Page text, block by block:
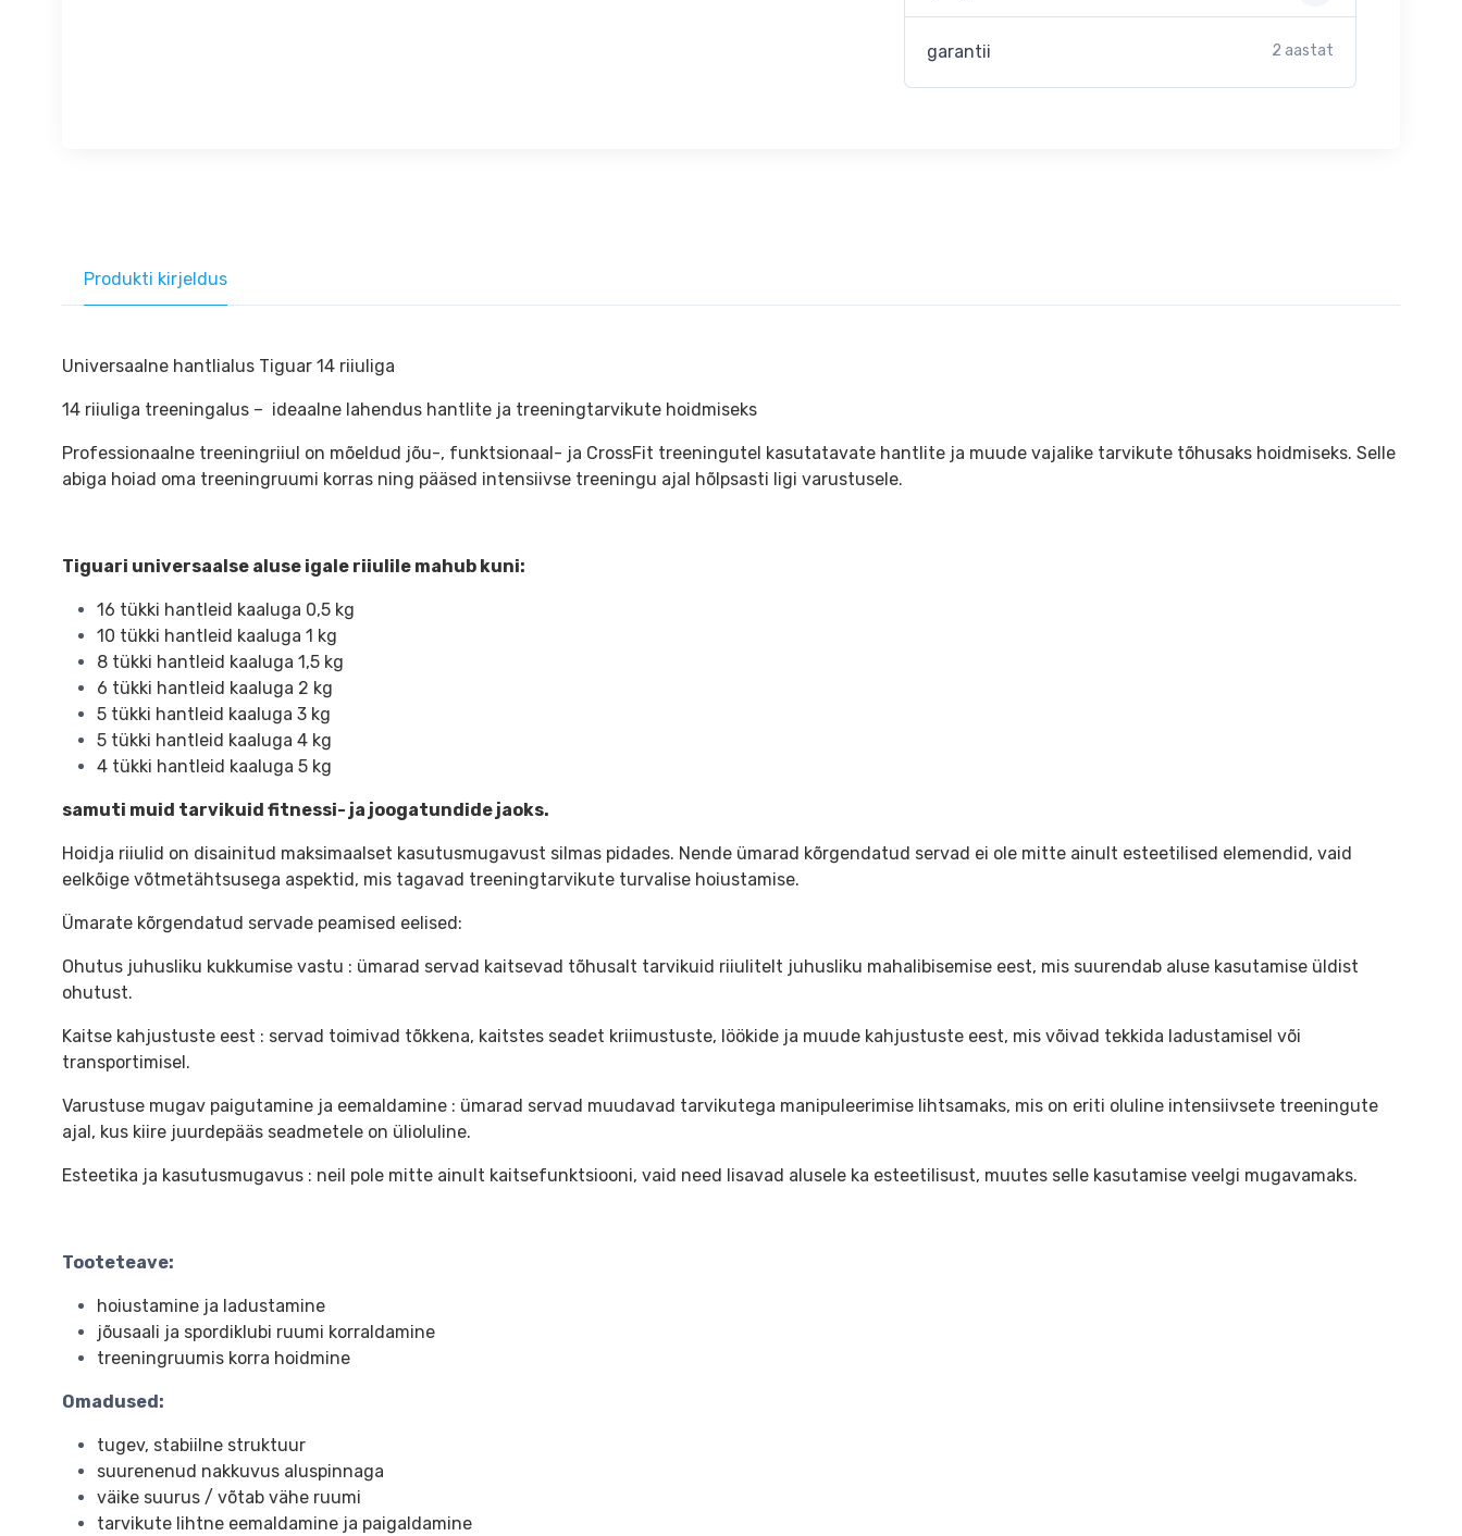
garantii 2 aastat
Produkti kirjeldus
Universaalne hantlialus Tiguar 14 riiuliga
14 riiuliga treeningalus – ideaalne lahendus hantlite ja treeningtarvikute hoidmiseks
Professionaalne treeningriiul on mõeldud jõu-, funktsionaal- ja CrossFit treeningutel kasutatavate hantlite ja muude vajalike tarvikute tõhusaks hoidmiseks. Selle
abiga hoiad oma treeningruumi korras ning pääsed intensiivse treeningu ajal hõlpsasti ligi varustusele.
Tiguari universaalse aluse igale riiulile mahub kuni:
16 tükki hantleid kaaluga 0,5 kg
10 tükki hantleid kaaluga 1 kg
8 tükki hantleid kaaluga 1,5 kg
6 tükki hantleid kaaluga 2 kg
5 tükki hantleid kaaluga 3 kg
5 tükki hantleid kaaluga 4 kg
4 tükki hantleid kaaluga 5 kg
samuti muid tarvikuid fitnessi- ja joogatundide jaoks.
Hoidja riiulid on disainitud maksimaalset kasutusmugavust silmas pidades. Nende ümarad kõrgendatud servad ei ole mitte ainult esteetilised elemendid, vaid
eelkõige võtmetähtsusega aspektid, mis tagavad treeningtarvikute turvalise hoiustamise.
Ümarate kõrgendatud servade peamised eelised:
Ohutus juhusliku kukkumise vastu : ümarad servad kaitsevad tõhusalt tarvikuid riiulitelt juhusliku mahalibisemise eest, mis suurendab aluse kasutamise üldist
ohutust.
Kaitse kahjustuste eest : servad toimivad tõkkena, kaitstes seadet kriimustuste, löökide ja muude kahjustuste eest, mis võivad tekkida ladustamisel või
transportimisel.
Varustuse mugav paigutamine ja eemaldamine : ümarad servad muudavad tarvikutega manipuleerimise lihtsamaks, mis on eriti oluline intensiivsete treeningute
ajal, kus kiire juurdepääs seadmetele on ülioluline.
Esteetika ja kasutusmugavus : neil pole mitte ainult kaitsefunktsiooni, vaid need lisavad alusele ka esteetilisust, muutes selle kasutamise veelgi mugavamaks.
Tooteteave:
hoiustamine ja ladustamine
jõusaali ja spordiklubi ruumi korraldamine
treeningruumis korra hoidmine
Omadused:
tugev, stabiilne struktuur
suurenenud nakkuvus aluspinnaga
väike suurus / võtab vähe ruumi
tarvikute lihtne eemaldamine ja paigaldamine